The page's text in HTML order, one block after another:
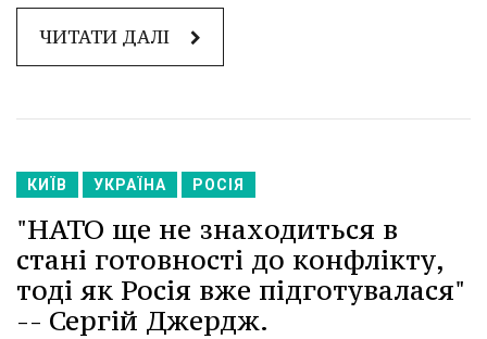
ЧИТАТИ ДАЛІ
КИЇВ УКРАЇНА РОСІЯ
"НАТО ще не знаходиться в
стані готовності до конфлікту,
тоді як Росія вже підготувалася"
-- Сергій Джердж.